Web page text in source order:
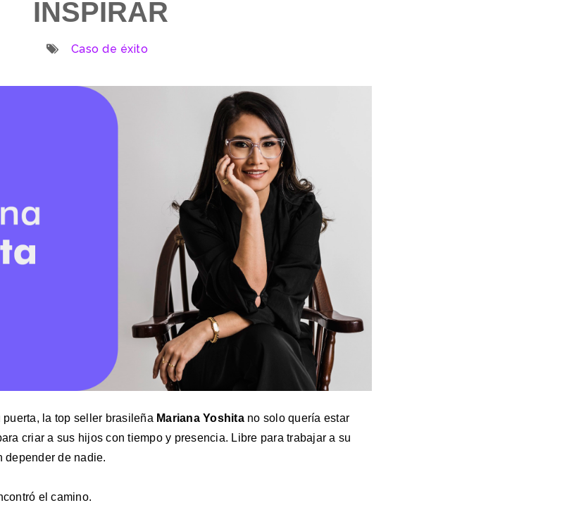
INSPIRAR
Caso de éxito
la top seller brasileña Mariana Yoshitano solo quería estar
criar a sus hijos con tiempo y presencia. Libre para trabajar a su
depender de nadie.
el camino.